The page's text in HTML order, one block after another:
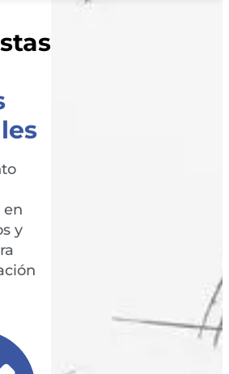
en
y